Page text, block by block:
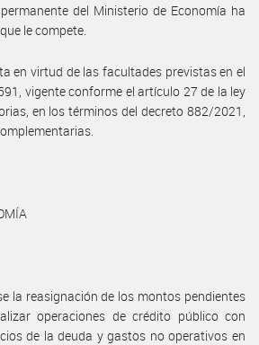
del Ministerio de Economía ha
le compete.
en virtud de las facultades previstas en el
vigente conforme el artículo 27 de la ley
en los términos del decreto 882/2021,
la reasignación de los montos pendientes
operaciones de crédito público con
de la deuda y gastos no operativos en